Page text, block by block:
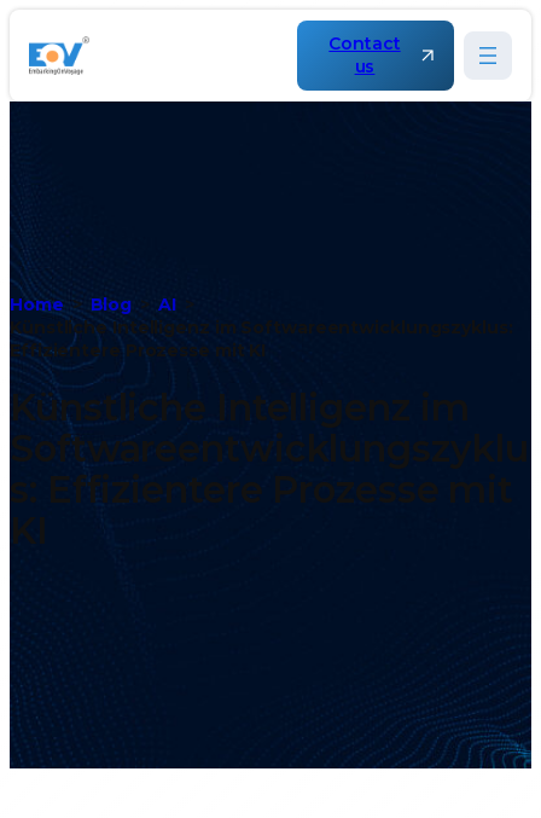
Contact
us
Home Blog
AI
Künstliche Intelligenz im Softwareentwicklungszyklus:
Effizientere Prozesse mit KI
Künstliche Intelligenz im
Softwareentwicklungszyklu
s: Effizientere Prozesse mit
KI